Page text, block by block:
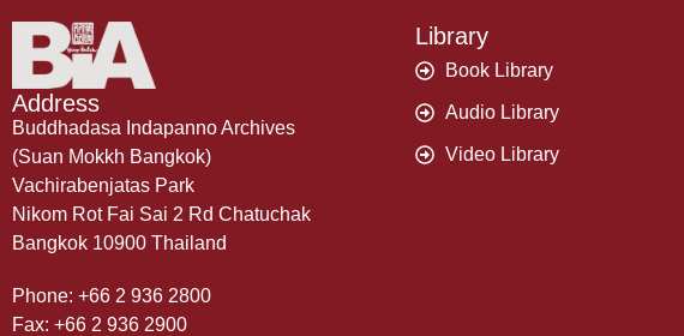
Address
Buddhadasa Indapanno Archives
(Suan Mokkh Bangkok)
Vachirabenjatas Park
Nikom Rot Fai Sai 2 Rd Chatuchak
Bangkok 10900 Thailand
Phone: +66 2 936 2800
Fax: +66 2 936 2900
Library
Book Library
Audio Library
Video Library